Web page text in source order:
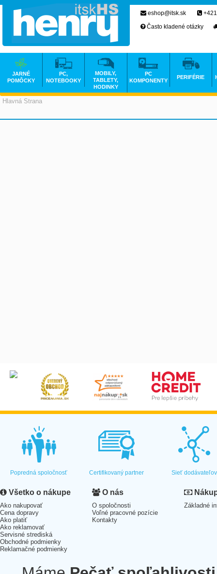
Hlavná Strana
eshop@itsk.sk
Často kladené otázky
JARNÉ
POMÔCKY
PC,
NOTEBOOKY
MOBILY,
TABLETY,
HODINKY
PC
KOMPONENTY
PERIFÉRIE
Popredná spoločnosť Certifikovaný partner Sieť dodávateľov
Všetko o nákupe
Ako nakupovať
Cena dopravy
Ako platiť
Ako reklamovať
Servisné strediská
Obchodné podmienky
Reklamačné podmienky
O nás
O spoločnosti
Voľné pracovné pozície
Kontakty
Základné